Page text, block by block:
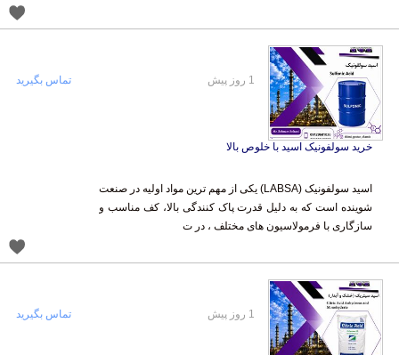
خرید سولفونیک اسید با خلوص بالا
اسید سولفونیک (LABSA) یکی از مهم ترین مواد اولیه در صنعت
شوینده است که به دلیل قدرت پاک کنندگی بالا، کف مناسب و
سازگاری با فرمولاسیون های مختلف ، در ت
تماس بگیرید
تماس بگیرید